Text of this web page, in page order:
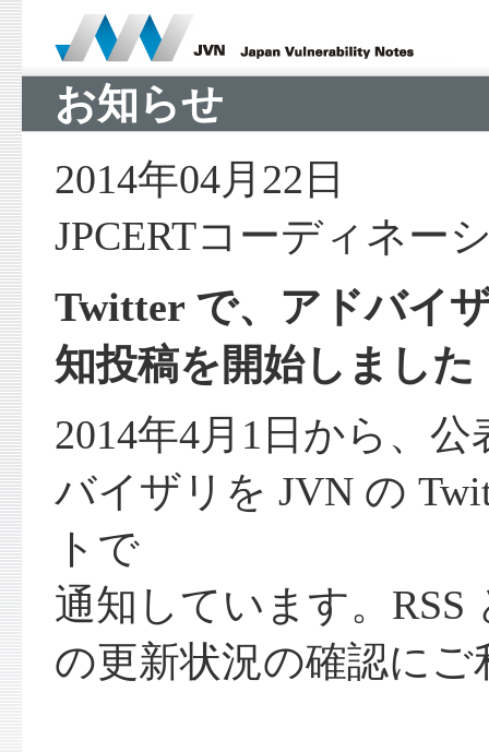
お知らせ
2014年04月22日
JPCERTコーディネー
Twitter で、アドバイ
知投稿を開始しました
2014年4月1日から、
バイザリを JVN の
トで
通知しています。RSS
の更新状況の確認に